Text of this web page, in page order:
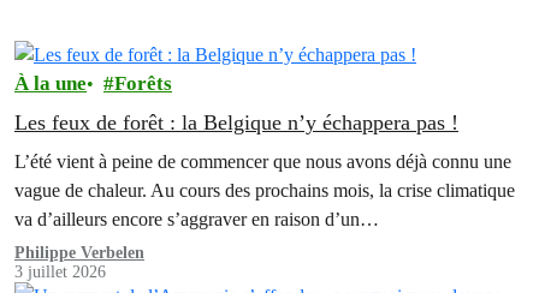
À la une Forêts
Les feux de forêt : la Belgique n’y échappera pas !
L’été vient à peine de commencer que nous avons déjà connu une
vague de chaleur. Au cours des prochains mois, la crise climatique
va d’ailleurs encore s’aggraver en raison d’un…
Philippe Verbelen
3 juillet 2026